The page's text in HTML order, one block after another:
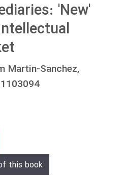
'New'
Martin-Sanchez,
this book